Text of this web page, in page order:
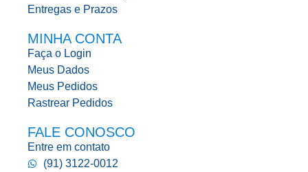
Entregas e Prazos
MINHA CONTA
Faça o Login
Meus Dados
Meus Pedidos
Rastrear Pedidos
FALE CONOSCO
Entre em contato
(91) 3122-0012